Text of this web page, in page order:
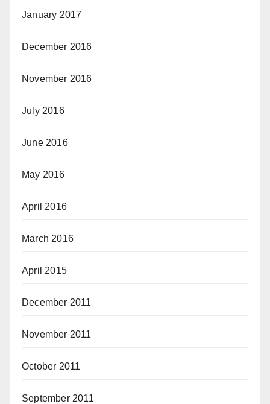
January 2017
December 2016
November 2016
July 2016
June 2016
May 2016
April 2016
March 2016
April 2015
December 2011
November 2011
October 2011
September 2011